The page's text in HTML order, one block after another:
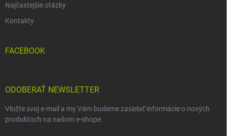
Najčastejšie otázky
Kontakty
FACEBOOK
ODOBERAŤ NEWSLETTER
Vložte svoj e-mail a my Vám budeme zasielať informácie o nových
produktoch na našom e-shope.